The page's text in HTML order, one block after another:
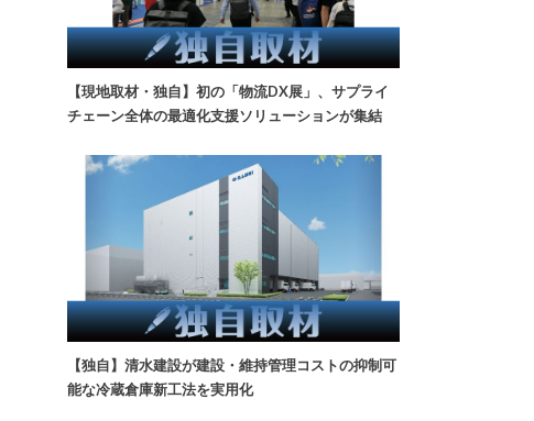
【現地取材・独自】初の「物流DX展」、サプライ
チェーン全体の最適化支援ソリューションが集結
【独自】清水建設が建設・維持管理コストの抑制可
能な冷蔵倉庫新工法を実用化